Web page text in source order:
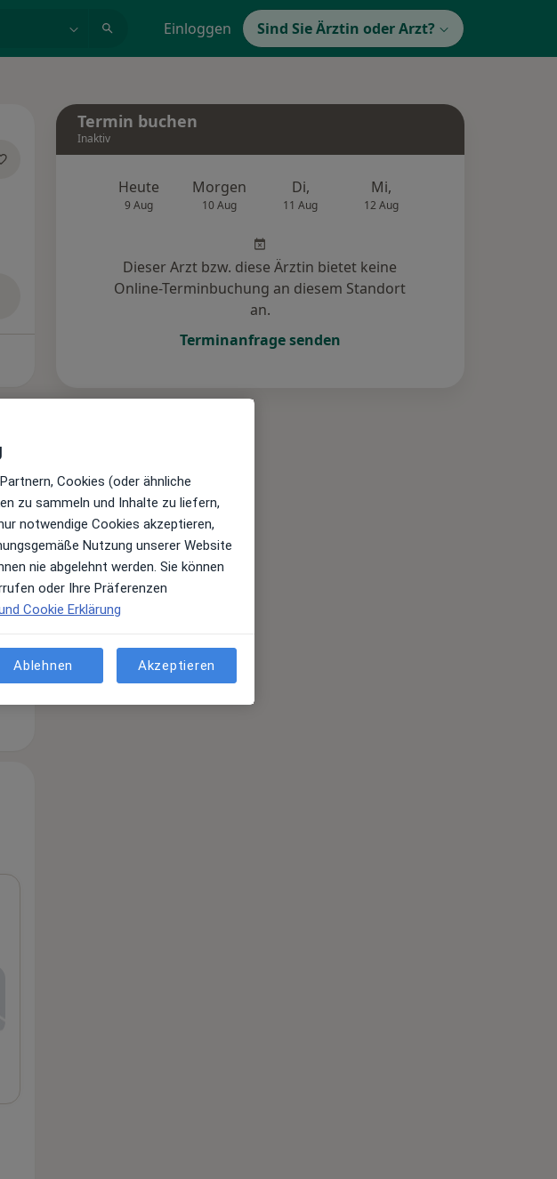
Einloggen Sind Sie Ärztin oder Arzt?
Termin buchen
Inaktiv
Heute
9 Aug
Morgen
10 Aug
Di,
11 Aug
Mi,
12 Aug
Dieser Arzt bzw. diese Ärztin bietet keine
Online-Terminbuchung an diesem Standort
an.
Terminanfrage senden
Cookies (oder ähnliche
zu sammeln und Inhalte zu liefern,
notwendige Cookies akzeptieren,
Nutzung unserer Website
nie abgelehnt werden. Sie können
oder Ihre Präferenzen
Cookie Erklärung
Ablehnen Akzeptieren